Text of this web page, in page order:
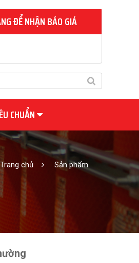
ĐỂ NHẬN BÁO GIÁ
CHUẨN
Trang chủ Sản phẩm